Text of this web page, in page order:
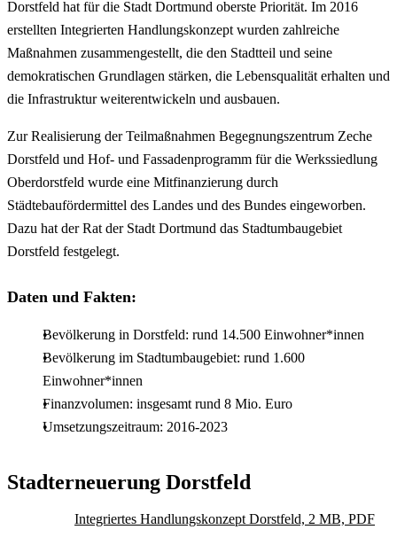
Dorstfeld hat für die Stadt Dortmund oberste Priorität. Im 2016
erstellten Integrierten Handlungskonzept wurden zahlreiche
Maßnahmen zusammengestellt, die den Stadtteil und seine
demokratischen Grundlagen stärken, die Lebensqualität erhalten und
die Infrastruktur weiterentwickeln und ausbauen.
Zur Realisierung der Teilmaßnahmen Begegnungszentrum Zeche
Dorstfeld und Hof- und Fassadenprogramm für die Werkssiedlung
Oberdorstfeld wurde eine Mitfinanzierung durch
Städtebaufördermittel des Landes und des Bundes eingeworben.
Dazu hat der Rat der Stadt Dortmund das Stadtumbaugebiet
Dorstfeld festgelegt.
Daten und Fakten:
Bevölkerung in Dorstfeld: rund 14.500 Einwohner*innen
Bevölkerung im Stadtumbaugebiet: rund 1.600
Einwohner*innen
Finanzvolumen: insgesamt rund 8 Mio. Euro
Umsetzungszeitraum: 2016-2023
Stadterneuerung Dorstfeld
Integriertes Handlungskonzept Dorstfeld, 2 MB, PDF